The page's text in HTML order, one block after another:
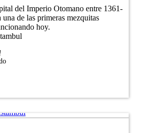
del Imperio Otomano entre 1361-
de las primeras mezquitas
hoy.